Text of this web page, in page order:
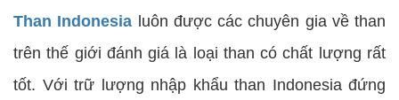
Than Indonesia luôn được các chuyên gia về than
trên thế giới đánh giá là loại than có chất lượng rất
tốt. Với trữ lượng nhập khẩu than Indonesia đứng